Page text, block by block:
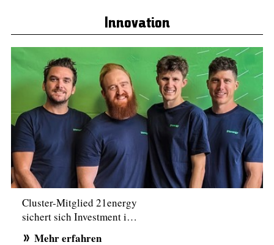
Innovation
Cluster-Mitglied 21energy
sichert sich Investment i…
Mehr erfahren